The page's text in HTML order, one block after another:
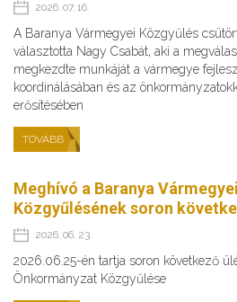
2026. 07. 16.
A Baranya Vármegyei Közgyűlés
választotta Nagy Csabát, aki a
megkezdte munkáját a vármegye
koordinálásában és az
erősítésében
TOVÁBB
Meghívó a Baranya
Közgyűlésének soron
2026. 06. 23.
2026.06.25-én tartja soron következő
Önkormányzat Közgyűlése